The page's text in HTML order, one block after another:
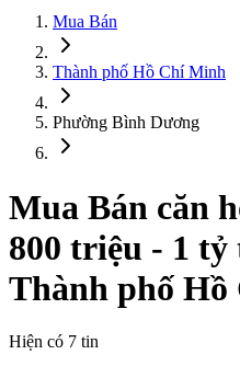
Mua Bán
Thành phố Hồ Chí Minh
Phường Bình Dương
Mua Bán căn
800 triệu - 1
Thành phố
Hiện có 7 tin